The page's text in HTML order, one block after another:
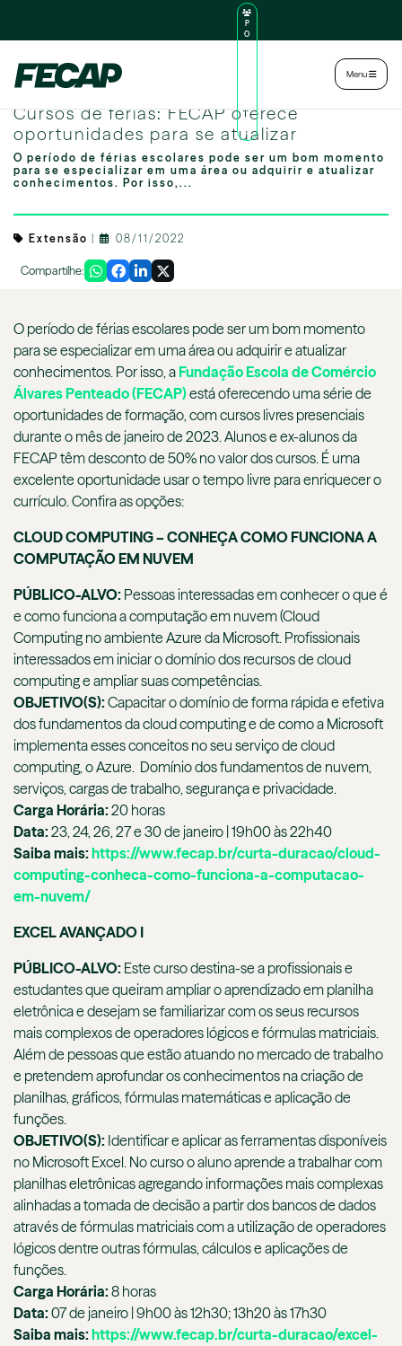
P
O
U
N
O
Menu
Cursos de férias: FECAP oferece
oportunidades para se atualizar
O período de férias escolares pode ser um bom momento
para se especializar em uma área ou adquirir e atualizar
conhecimentos. Por isso,...
Extensão 08/11/2022
Compartilhe:
O período de férias escolares pode ser um bom momento
para se especializar em uma área ou adquirir e atualizar
conhecimentos. Por isso, aFundação Escola de Comércio
Álvares Penteado (FECAP)está oferecendo uma série de
oportunidades de formação, com cursos livres presenciais
durante o mês de janeiro de 2023. Alunos e ex-alunos da
FECAP têm desconto de 50% no valor dos cursos. É uma
excelente oportunidade usar o tempo livre para enriquecer o
currículo. Confira as opções:
CLOUD COMPUTING – CONHEÇA COMO FUNCIONA A
COMPUTAÇÃO EM NUVEM
PÚBLICO-ALVO: Pessoas interessadas em conhecer o que é
e como funciona a computação em nuvem (Cloud
Computing no ambiente Azure da Microsoft. Profissionais
interessados em iniciar o domínio dos recursos de cloud
computing e ampliar suas competências.
OBJETIVO(S):Capacitar o domínio de forma rápida e efetiva
dos fundamentos da cloud computing e de como a Microsoft
implementa esses conceitos no seu serviço de cloud
computing, o Azure. Domínio dos fundamentos de nuvem,
serviços, cargas de trabalho, segurança e privacidade.
Carga Horária:20 horas
Data:23, 24, 26, 27 e 30 de janeiro | 19h00 às 22h40
Saiba mais:https://www.fecap.br/curta-duracao/cloud-
computing-conheca-como-funciona-a-computacao-
em-nuvem/
EXCEL AVANÇADO I
PÚBLICO-ALVO: Este curso destina-se a profissionais e
estudantes que queiram ampliar o aprendizado em planilha
eletrônica e desejam se familiarizar com os seus recursos
mais complexos de operadores lógicos e fórmulas matriciais.
Além de pessoas que estão atuando no mercado de trabalho
e pretendem aprofundar os conhecimentos na criação de
planilhas, gráficos, fórmulas matemáticas e aplicação de
funções.
OBJETIVO(S): Identificar e aplicar as ferramentas disponíveis
no Microsoft Excel. No curso o aluno aprende a trabalhar com
planilhas eletrônicas agregando informações mais complexas
alinhadas a tomada de decisão a partir dos bancos de dados
através de fórmulas matriciais com a utilização de operadores
lógicos dentre outras fórmulas, cálculos e aplicações de
funções.
Carga Horária:8 horas
Data:07 de janeiro | 9h00 às 12h30; 13h20 às 17h30
Saiba mais:https://www.fecap.br/curta-duracao/excel-